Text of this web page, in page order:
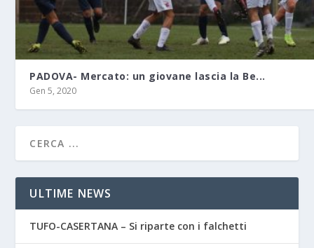
PADOVA- Mercato: un giovane lascia la Be...
Gen 5, 2020
ULTIME NEWS
TUFO-CASERTANA – Si riparte con i falchetti